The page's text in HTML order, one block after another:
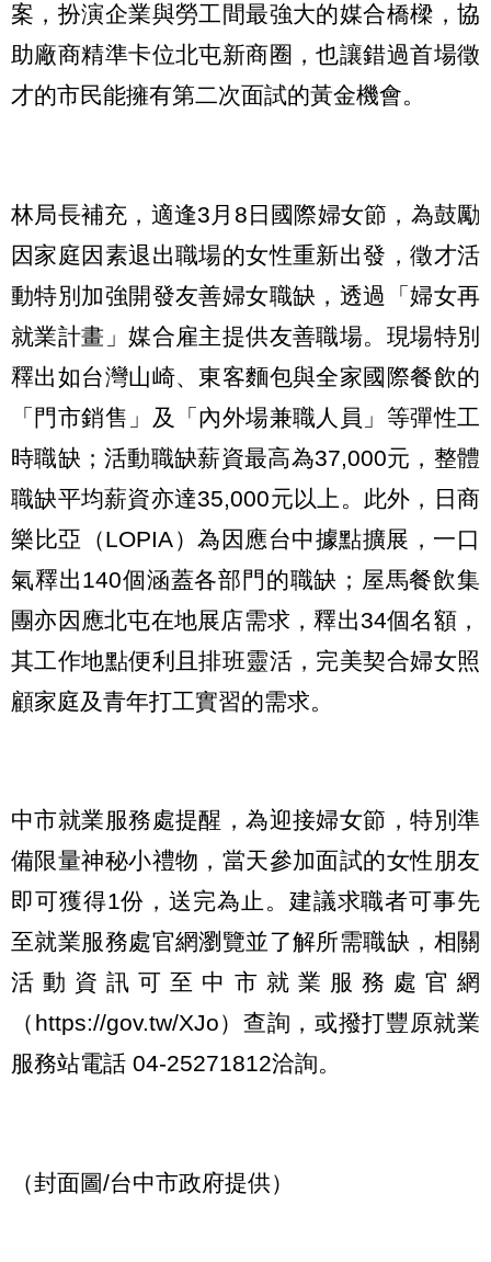
案，扮演企業與勞工間最強大的媒合橋樑，協
助廠商精準卡位北屯新商圈，也讓錯過首場徵
才的市民能擁有第二次面試的黃金機會。
林局長補充，適逢3月8日國際婦女節，為鼓勵
因家庭因素退出職場的女性重新出發，徵才活
動特別加強開發友善婦女職缺，透過「婦女再
就業計畫」媒合雇主提供友善職場。現場特別
釋出如台灣山崎、東客麵包與全家國際餐飲的
「門市銷售」及「內外場兼職人員」等彈性工
時職缺；活動職缺薪資最高為37,000元，整體
職缺平均薪資亦達35,000元以上。此外，日商
樂比亞（LOPIA）為因應台中據點擴展，一口
氣釋出140個涵蓋各部門的職缺；屋馬餐飲集
團亦因應北屯在地展店需求，釋出34個名額，
其工作地點便利且排班靈活，完美契合婦女照
顧家庭及青年打工實習的需求。
中市就業服務處提醒，為迎接婦女節，特別準
備限量神秘小禮物，當天參加面試的女性朋友
即可獲得1份，送完為止。建議求職者可事先
至就業服務處官網瀏覽並了解所需職缺，相關
活動資訊可至中市就業服務處官網
（https://gov.tw/XJo）查詢，或撥打豐原就業
服務站電話 04-25271812洽詢。
（封面圖/台中市政府提供）